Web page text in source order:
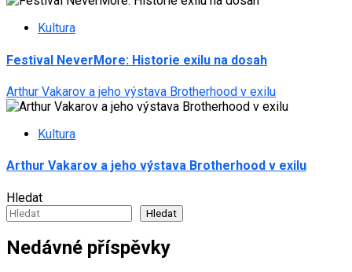
Kultura
Festival NeverMore: Historie exilu na dosah
Arthur Vakarov a jeho výstava Brotherhood v exilu
Kultura
Arthur Vakarov a jeho výstava Brotherhood v exilu
Hledat
Hledat
Nedávné příspěvky